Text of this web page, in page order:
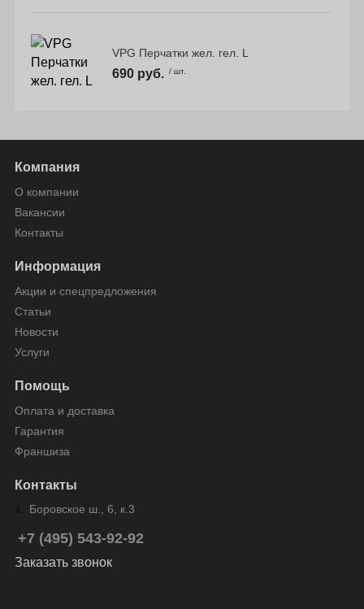
VPG Перчатки жел. гел. L
690 руб. / шт.
Компания
О компании
Вакансии
Контакты
Информация
Акции и спецпредложения
Статьи
Новости
Услуги
Помощь
Оплата и доставка
Гарантия
Франшиза
Контакты
Боровское ш., 6, к.3
+7 (495) 543-92-92
Заказать звонок